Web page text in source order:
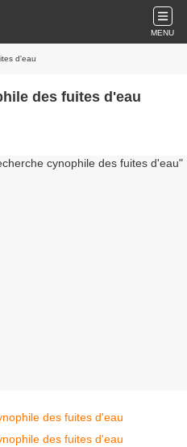
MENU
d'eau
cynophile des fuites d'eau